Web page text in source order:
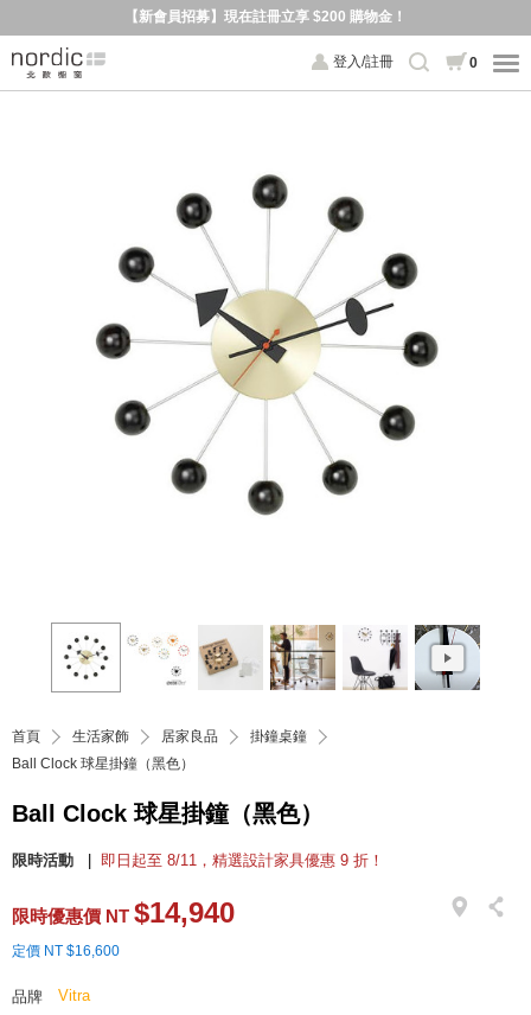
【新會員招募】現在註冊立享 $200 購物金！
登入/註冊 0
首頁 生活家飾 居家良品
掛鐘桌鐘
Ball Clock 球星掛鐘（黑色）
Ball Clock 球星掛鐘（黑色）
限時活動 即日起至 8/11，精選設計家具優惠 9 折！
限時優惠價 NT $14,940
定價 NT $16,600
品牌
Vitra